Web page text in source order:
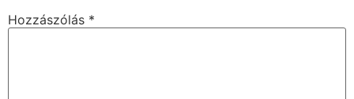
Hozzászólás *